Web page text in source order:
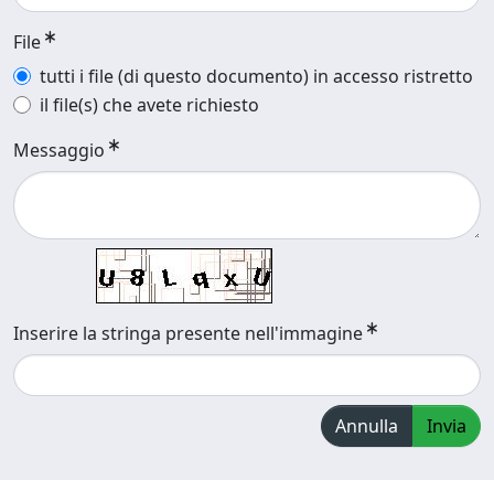
File
tutti i file (di questo documento) in accesso ristretto
il file(s) che avete richiesto
Messaggio
Inserire la stringa presente nell'immagine
Annulla Invia